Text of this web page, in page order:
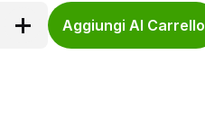
Aggiungi Al Carrello